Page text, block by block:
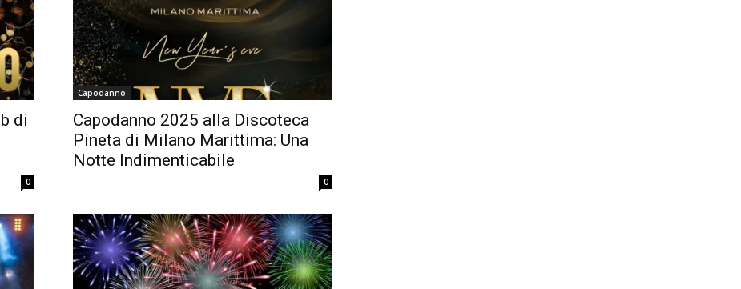
di
0
Capodanno
Capodanno 2025 alla Discoteca
Pineta di Milano Marittima: Una
Notte Indimenticabile
0